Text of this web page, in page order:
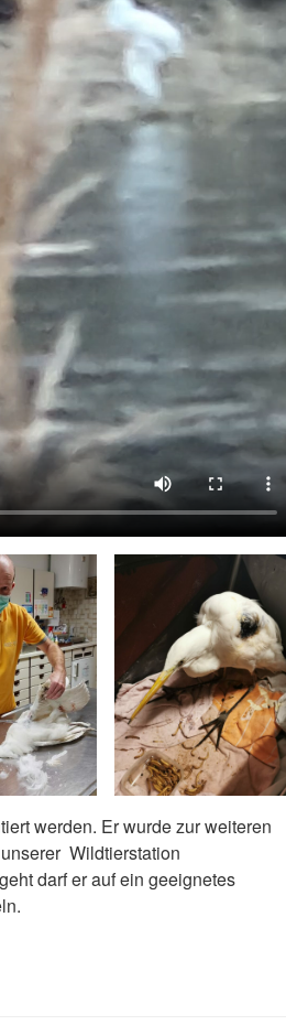
werden. Er wurde zur weiteren
Wildtierstation
darf er auf ein geeignetes